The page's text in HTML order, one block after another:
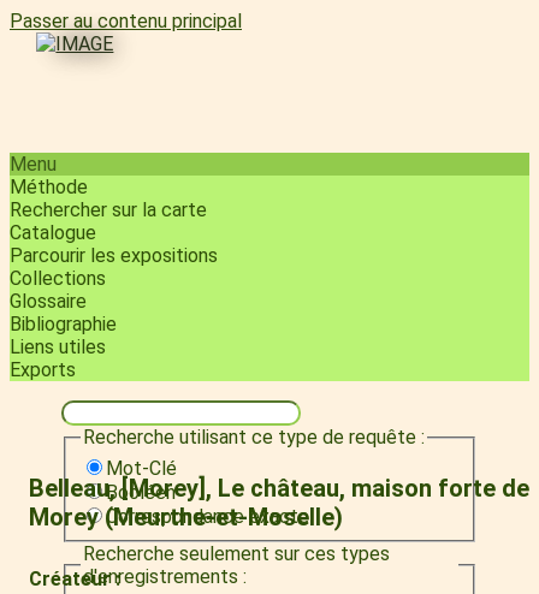
Passer au contenu principal
Menu
Méthode
Rechercher sur la carte
Catalogue
Parcourir les expositions
Collections
Glossaire
Bibliographie
Liens utiles
Exports
Recherche utilisant ce type de requête :
Mot-Clé
Booléen
Correspondance exacte
Recherche seulement sur ces types
d'enregistrements :
Belleau, [Morey], Le château, maison forte de
Morey (Meurthe-et-Moselle)
Créateur